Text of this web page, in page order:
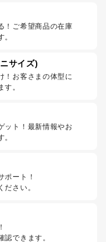
！ご希望商品の在庫
サイズ)
！お客さまの体型に
。
ット！最新情報やお
ポート！
ださい。
できます。